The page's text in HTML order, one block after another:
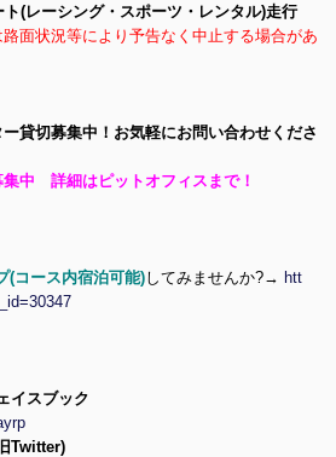
(レーシング・スポーツ・レンタル)走行
面状況等により予告なく中止する場合があ
貸切募集中！お気軽にお問い合わせくださ
集中 詳細はピットオフィスまで！
コース内宿泊可能)してみませんか?→ htt
イスブック
Twitter)